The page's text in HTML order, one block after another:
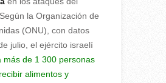
la Organización de
(ONU), con datos
julio, el ejército israelí
más de 1 300 personas
alimentos y